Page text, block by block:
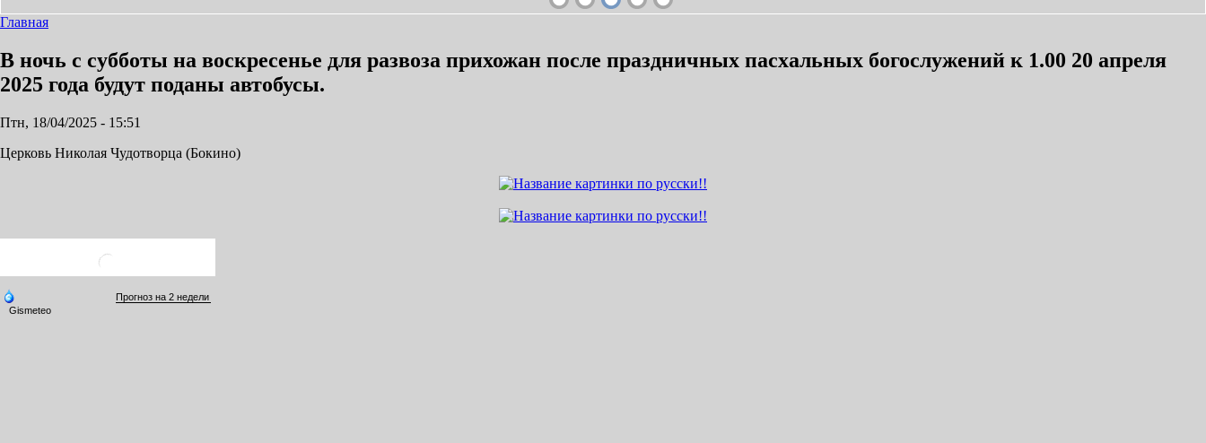
Главная
В ночь с субботы на воскресенье для развоза прихожан после праздничных пасхальных богослужений к 1.00 20 апреля
2025 года будут поданы автобусы.
Птн, 18/04/2025 - 15:51
Церковь Николая Чудотворца (Бокино)